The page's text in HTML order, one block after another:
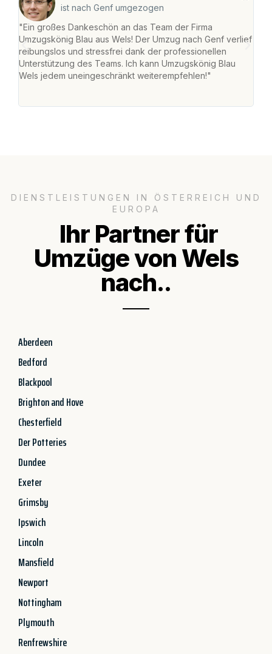
ist nach Genf umgezogen
"Ein großes Dankeschön an das Team der Firma
Umzugskönig Blau aus Wels! Der Umzug nach Genf verlief
reibungslos und stressfrei dank der professionellen
Unterstützung des Teams. Ich kann Umzugskönig Blau
Wels jedem uneingeschränkt weiterempfehlen!"
DIENSTLEISTUNGEN IN ÖSTERREICH UND
EUROPA
Ihr Partner für
Umzüge von Wels
nach..
Aberdeen
Bedford
Blackpool
Brighton and Hove
Chesterfield
Der Potteries
Dundee
Exeter
Grimsby
Ipswich
Lincoln
Mansfield
Newport
Nottingham
Plymouth
Renfrewshire